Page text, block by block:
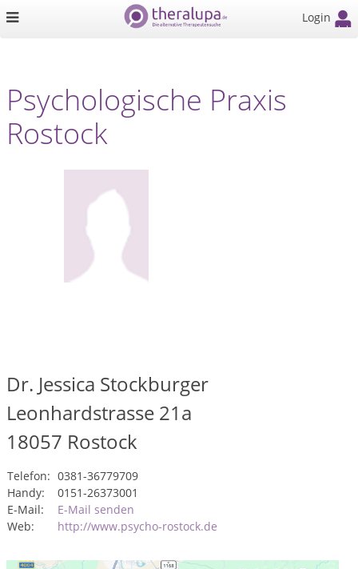
Login
Psychologische Praxis
Rostock
Dr. Jessica Stockburger
Leonhardstrasse 21a
18057 Rostock
Telefon: 0381-36779709
Handy:
0151-26373001
E-Mail:
E-Mail senden
Web:
http://www.psycho-rostock.de